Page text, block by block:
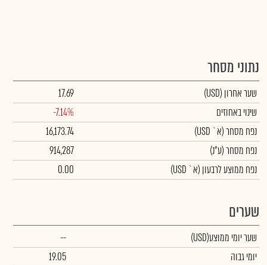
נתוני מסחר
שער אחרון (USD)
17.69
שינוי באחוזים
-7.14%
נפח מסחר(א` USD)
16,173.74
נפח מסחר(ע"נ)
914,287
נפח ממוצע לרבעון (א` USD)
0.00
שערים
שער יומי ממוצע(USD)
--
יומי גבוה
19.05